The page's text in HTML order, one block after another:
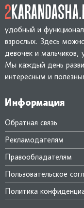
удобный и
взрослых. Здесь
девочек и мальчиков,
Мы каждый день
интересным и
Информация
Обратная связь
Рекламодателям
Правообладателям
Пользовательское
Политика